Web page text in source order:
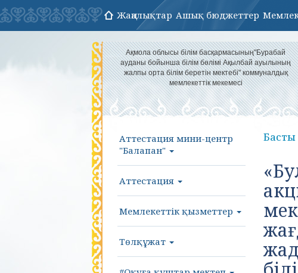
Жаңалықтар Ашық бюджеттер
Ақмола облысы білім басқармасының"Бурабай
ауданы бойынша білім бөлімі Ақылбай ауылының
жалпы орта білім беретін мектебі" коммуналдық
мемлекеттік мекемесі
Аттестация мини-центр
"Балапан"
Аттестация
Мемлекеттік қызметтер
Төлқұжат
Басты